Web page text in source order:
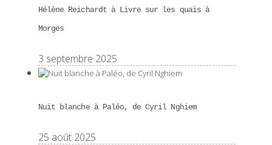
Hélène Reichardt à Livre sur les quais à
Morges
3 septembre 2025
Nuit blanche à Paléo, de Cyril Nghiem
25 août 2025